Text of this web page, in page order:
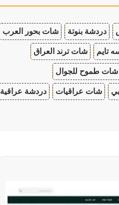
دردشة بنوتة شات بحور العرب
تايم شات ترند العراق
شات طموح للجوال
شات عراقيات دردشة عراقية